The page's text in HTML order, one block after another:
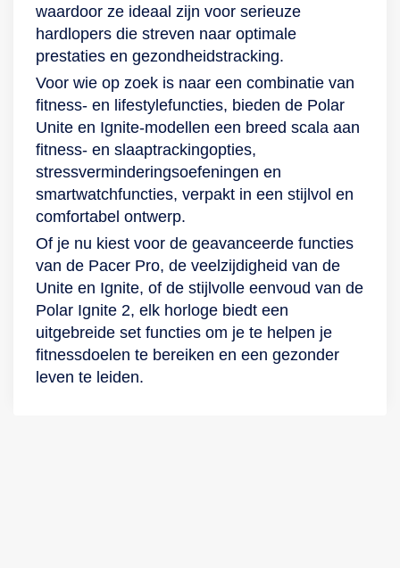
waardoor ze ideaal zijn voor serieuze
hardlopers die streven naar optimale
prestaties en gezondheidstracking.
Voor wie op zoek is naar een combinatie van
fitness- en lifestylefuncties, bieden de Polar
Unite en Ignite-modellen een breed scala aan
fitness- en slaaptrackingopties,
stressverminderingsoefeningen en
smartwatchfuncties, verpakt in een stijlvol en
comfortabel ontwerp.
Of je nu kiest voor de geavanceerde functies
van de Pacer Pro, de veelzijdigheid van de
Unite en Ignite, of de stijlvolle eenvoud van de
Polar Ignite 2, elk horloge biedt een
uitgebreide set functies om je te helpen je
fitnessdoelen te bereiken en een gezonder
leven te leiden.